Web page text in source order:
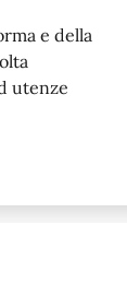
e della
utenze